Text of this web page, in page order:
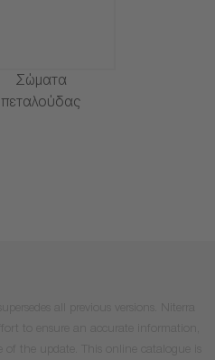
Σώματα
πεταλούδας